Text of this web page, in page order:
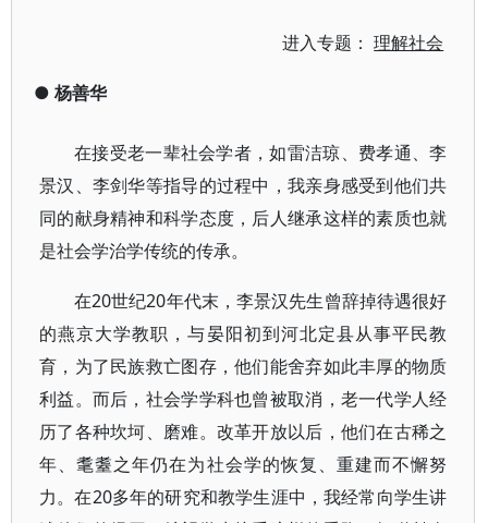
进入专题：理解社会
● 杨善华
在接受老一辈社会学者，如雷洁琼、费孝通、李
景汉、李剑华等指导的过程中，我亲身感受到他们共
同的献身精神和科学态度，后人继承这样的素质也就
是社会学治学传统的传承。
在20世纪20年代末，李景汉先生曾辞掉待遇很好
的燕京大学教职，与晏阳初到河北定县从事平民教
育，为了民族救亡图存，他们能舍弃如此丰厚的物质
利益。而后，社会学学科也曾被取消，老一代学人经
历了各种坎坷、磨难。改革开放以后，他们在古稀之
年、耄耋之年仍在为社会学的恢复、重建而不懈努
力。在20多年的研究和教学生涯中，我经常向学生讲